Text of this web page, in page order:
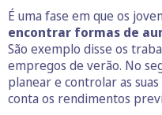
É uma fase em que os
encontrar formas de
São exemplo disse os
empregos de verão. No
planear e controlar as
conta os rendimentos